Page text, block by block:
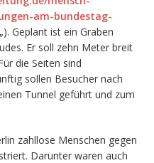
am-bundestag-
„). Geplant ist ein Graben
Er soll zehn Meter breit
die Seiten sind
sollen Besucher nach
Tunnel geführt und zum
zahllose Menschen gegen
Darunter waren auch